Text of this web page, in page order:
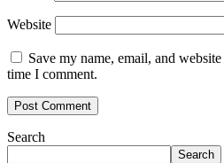
Website
Save my name, email, and
time I comment.
Search
Search